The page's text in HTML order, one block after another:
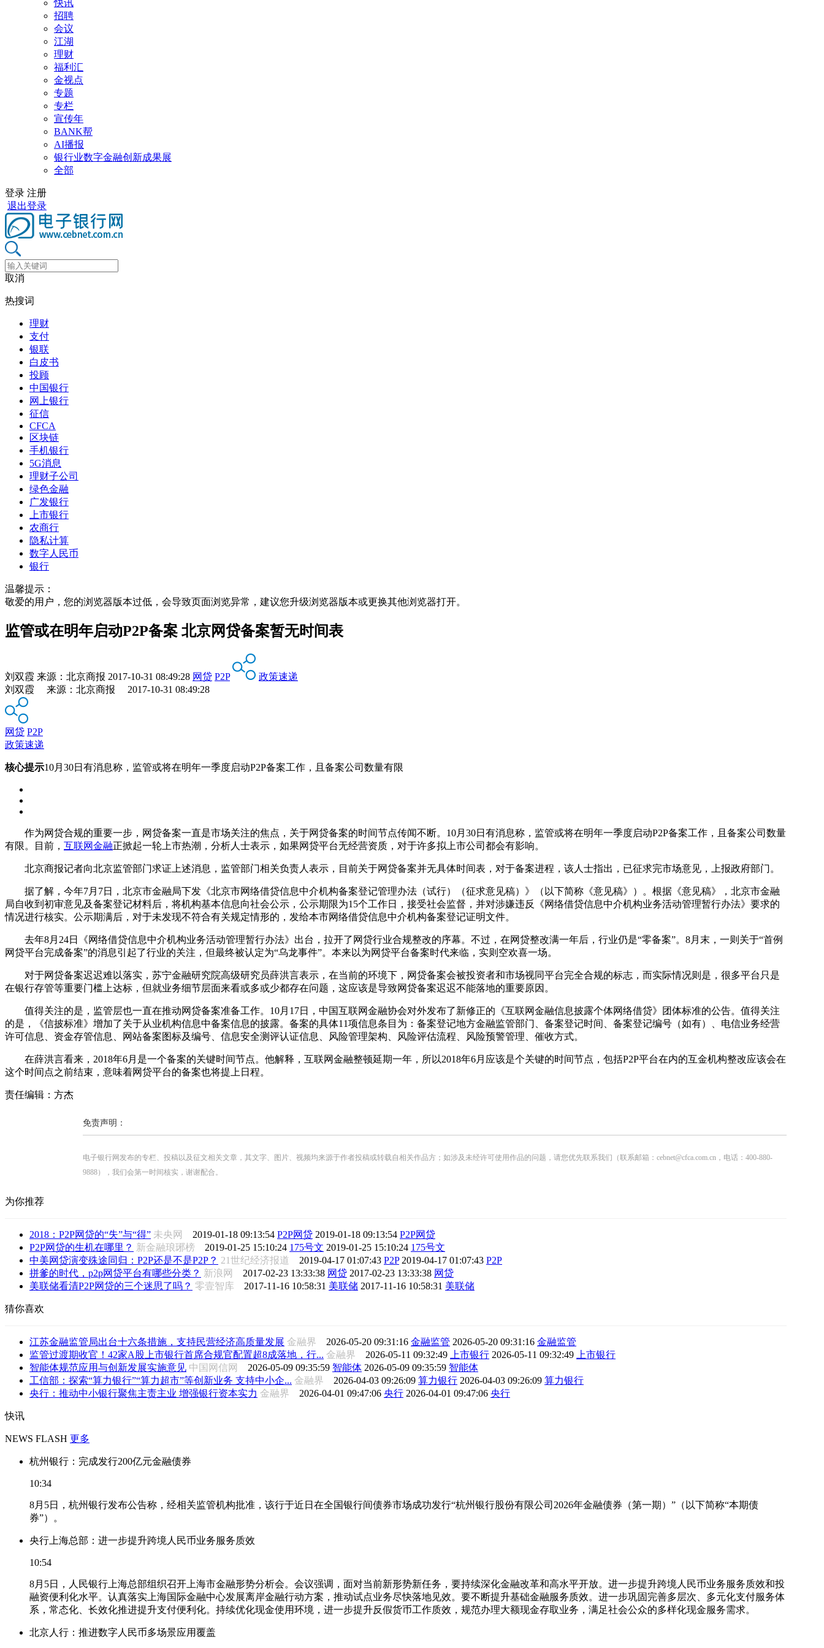
快讯
招聘
会议
江湖
理财
福利汇
金视点
专题
专栏
宣传年
BANK帮
AI播报
银行业数字金融创新成果展
全部
登录 注册
退出登录
取消
热搜词
理财
支付
银联
白皮书
投顾
中国银行
网上银行
征信
CFCA
区块链
手机银行
5G消息
理财子公司
绿色金融
广发银行
上市银行
农商行
隐私计算
数字人民币
银行
温馨提示：
敬爱的用户，您的浏览器版本过低，会导致页面浏览异常，建议您升级浏览器版本或更换其他浏览器打开。
监管或在明年启动P2P备案 北京网贷备案暂无时间表
刘双霞 来源： 北京商报 2017-10-31 08:49:28 网贷 P2P
政策速递
刘双霞 来源：北京商报 2017-10-31 08:49:28
网贷 P2P
政策速递
核心提示10月30日有消息称，监管或将在明年一季度启动P2P备案工作，且备案公司数量有限
作为网贷合规的重要一步，网贷备案一直是市场关注的焦点，关于网贷备案的时间节点传闻不断。10月30日有消息称，监管或将在明年一季度启动P2P备案工作，且备案公司数量
有限。目前， 互联网金融正掀起一轮上市热潮，分析人士表示，如果网贷平台无经营资质，对于许多拟上市公司都会有影响。
北京商报记者向北京监管部门求证上述消息，监管部门相关负责人表示，目前关于网贷备案并无具体时间表，对于备案进程，该人士指出，已征求完市场意见，上报政府部门。
据了解，今年7月7日，北京市金融局下发《北京市网络借贷信息中介机构备案登记管理办法（试行）（征求意见稿）》（以下简称《意见稿》）。根据《意见稿》，北京市金融
局自收到初审意见及备案登记材料后，将机构基本信息向社会公示，公示期限为15个工作日，接受社会监督，并对涉嫌违反《网络借贷信息中介机构业务活动管理暂行办法》要求的
情况进行核实。公示期满后，对于未发现不符合有关规定情形的，发给本市网络借贷信息中介机构备案登记证明文件。
去年8月24日《网络借贷信息中介机构业务活动管理暂行办法》出台，拉开了网贷行业合规整改的序幕。不过，在网贷整改满一年后，行业仍是“零备案”。8月末，一则关于“首例
网贷平台完成备案”的消息引起了行业的关注，但最终被认定为“乌龙事件”。本来以为网贷平台备案时代来临，实则空欢喜一场。
对于网贷备案迟迟难以落实，苏宁金融研究院高级研究员薛洪言表示，在当前的环境下，网贷备案会被投资者和市场视同平台完全合规的标志，而实际情况则是，很多平台只是
在银行存管等重要门槛上达标，但就业务细节层面来看或多或少都存在问题，这应该是导致网贷备案迟迟不能落地的重要原因。
值得关注的是，监管层也一直在推动网贷备案准备工作。10月17日，中国互联网金融协会对外发布了新修正的《互联网金融信息披露个体网络借贷》团体标准的公告。值得关注
的是，《信披标准》增加了关于从业机构信息中备案信息的披露。备案的具体11项信息条目为：备案登记地方金融监管部门、备案登记时间、备案登记编号（如有）、电信业务经营
许可信息、资金存管信息、网站备案图标及编号、信息安全测评认证信息、风险管理架构、风险评估流程、风险预警管理、催收方式。
在薛洪言看来，2018年6月是一个备案的关键时间节点。他解释，互联网金融整顿延期一年，所以2018年6月应该是个关键的时间节点，包括P2P平台在内的互金机构整改应该会在
这个时间点之前结束，意味着网贷平台的备案也将提上日程。
责任编辑：方杰
免责声明：
电子银行网发布的专栏、投稿以及征文相关文章，其文字、图片、视频均来源于作者投稿或转载自相关作品方；如涉及未经许可使用作品的问题，请您优先联系我们（联系邮箱：cebnet@cfca.com.cn，电话：400-880-
9888），我们会第一时间核实，谢谢配合。
为你推荐
2018：P2P网贷的“失”与“得” 未央网 2019-01-18 09:13:54 P2P网贷 2019-01-18 09:13:54 P2P网贷
P2P网贷的生机在哪里？ 新金融琅琊榜 2019-01-25 15:10:24 175号文 2019-01-25 15:10:24 175号文
中美网贷演变殊途同归：P2P还是不是P2P？ 21世纪经济报道 2019-04-17 01:07:43 P2P 2019-04-17 01:07:43 P2P
拼爹的时代，p2p网贷平台有哪些分类？ 新浪网 2017-02-23 13:33:38 网贷 2017-02-23 13:33:38 网贷
美联储看清P2P网贷的三个迷思了吗？ 零壹智库 2017-11-16 10:58:31 美联储 2017-11-16 10:58:31 美联储
猜你喜欢
江苏金融监管局出台十六条措施，支持民营经济高质量发展 金融界 2026-05-20 09:31:16 金融监管 2026-05-20 09:31:16 金融监管
监管过渡期收官！42家A股上市银行首席合规官配置超8成落地，行... 金融界 2026-05-11 09:32:49 上市银行 2026-05-11 09:32:49
上市银行
智能体规范应用与创新发展实施意见 中国网信网 2026-05-09 09:35:59 智能体 2026-05-09 09:35:59 智能体
工信部：探索“算力银行”“算力超市”等创新业务 支持中小企... 金融界 2026-04-03 09:26:09 算力银行 2026-04-03 09:26:09 算力银行
央行：推动中小银行聚焦主责主业 增强银行资本实力 金融界 2026-04-01 09:47:06 央行 2026-04-01 09:47:06 央行
快讯
NEWS FLASH 更多
杭州银行：完成发行200亿元金融债券
10:34
8月5日，杭州银行发布公告称，经相关监管机构批准，该行于近日在全国银行间债券市场成功发行“杭州银行股份有限公司2026年金融债券（第一期）”（以下简称“本期债
券”）。
央行上海总部：进一步提升跨境人民币业务服务质效
10:54
8月5日，人民银行上海总部组织召开上海市金融形势分析会。会议强调，面对当前新形势新任务，要持续深化金融改革和高水平开放。进一步提升跨境人民币业务服务质效和投
融资便利化水平。认真落实上海国际金融中心发展离岸金融行动方案，推动试点业务尽快落地见效。要不断提升基础金融服务质效。进一步巩固完善多层次、多元化支付服务体
系，常态化、长效化推进提升支付便利化。持续优化现金使用环境，进一步提升反假货币工作质效，规范办理大额现金存取业务，满足社会公众的多样化现金服务需求。
北京人行：推进数字人民币多场景应用覆盖